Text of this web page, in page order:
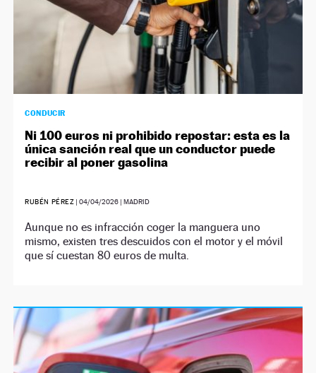
CONDUCIR
Ni 100 euros ni prohibido repostar: esta es la
única sanción real que un conductor puede
recibir al poner gasolina
RUBÉN PÉREZ |04/04/2026 | MADRID
Aunque no es infracción coger la manguera uno
mismo, existen tres descuidos con el motor y el móvil
que sí cuestan 80 euros de multa.